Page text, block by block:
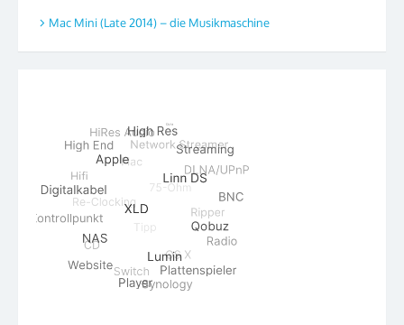
Mac Mini (Late 2014) – die Musikmaschine